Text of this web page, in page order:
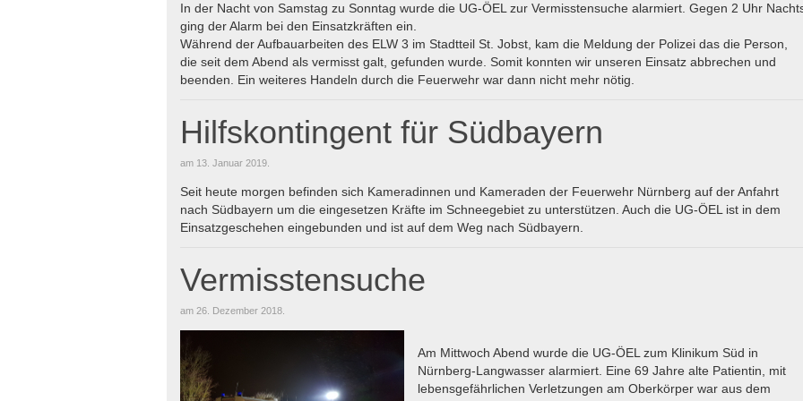
In der Nacht von Samstag zu Sonntag wurde die UG-ÖEL zur Vermisstensuche alarmiert. Gegen 2 Uhr
ging der Alarm bei den Einsatzkräften ein.
Während der Aufbauarbeiten des ELW 3 im Stadtteil St. Jobst, kam die Meldung der Polizei das die Person,
die seit dem Abend als vermisst galt, gefunden wurde. Somit konnten wir unseren Einsatz abbrechen und
beenden. Ein weiteres Handeln durch die Feuerwehr war dann nicht mehr nötig.
Hilfskontingent für Südbayern
am 13. Januar 2019
Seit heute morgen befinden sich Kameradinnen und Kameraden der Feuerwehr Nürnberg auf der Anfahrt
nach Südbayern um die eingesetzen Kräfte im Schneegebiet zu unterstützen. Auch die UG-ÖEL ist in dem
Einsatzgeschehen eingebunden und ist auf dem Weg nach Südbayern.
Vermisstensuche
am 26. Dezember 2018
Am Mittwoch Abend wurde die UG-ÖEL zum Klinikum Süd in
Nürnberg-Langwasser alarmiert. Eine 69 Jahre alte Patientin, mit
lebensgefährlichen Verletzungen am Oberkörper war aus dem